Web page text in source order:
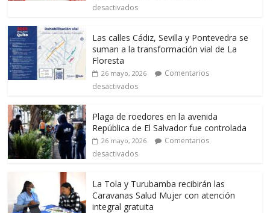
desactivados
Las calles Cádiz, Sevilla y Pontevedra se
suman a la transformación vial de La
Floresta
26 mayo, 2026
Comentarios
desactivados
Plaga de roedores en la avenida
República de El Salvador fue controlada
26 mayo, 2026
Comentarios
desactivados
La Tola y Turubamba recibirán las
Caravanas Salud Mujer con atención
integral gratuita